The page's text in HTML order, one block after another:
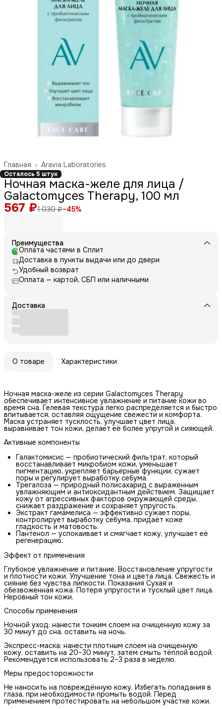
Aravia Laboratories
Главная ›
Осталось 5 штук
Ночная маска-желе для лица /
Galactomyces Therapy, 100 мл
567 ₽1 030 ₽−45%
Преимущества
Оплата частями в Сплит
Доставка в пункты выдачи или до двери
Удобный возврат
Оплата — картой, СБП или наличными
Доставка
О товаре Характеристики
Ночная маска-желе из серии Galactomyces Therapy
обеспечивает интенсивное увлажнение и питание кожи во
время сна. Гелевая текстура легко распределяется и быстро
впитывается, оставляя ощущение свежести и комфорта.
Маска устраняет тусклость, улучшает цвет лица,
выравнивает тон кожи, делает её более упругой и сияющей.
Активные компоненты
Галактомисис — пробиотический фильтрат, который
восстанавливает микробиом кожи, уменьшает
пигментацию, укрепляет барьерные функции, сужает
поры и регулирует выработку себума.
Трегалоза — природный полисахарид с выраженным
увлажняющим и антиоксидантным действием. Защищает
кожу от агрессивных факторов окружающей среды,
снижает раздражение и сохраняет упругость.
Экстракт гамамелиса — эффективно сужает поры,
контролирует выработку себума, придаёт коже
гладкость и матовость.
Пантенол — успокаивает и смягчает кожу, улучшает её
регенерацию.
Эффект от применения
Глубокое увлажнение и питание. Восстановление упругости
и плотности кожи. Улучшение тона и цвета лица. Свежесть и
сияние без чувства липкости. Показания Сухая и
обезвоженная кожа. Потеря упругости и тусклый цвет лица.
Неровный тон кожи.
Способы применения
Ночной уход: нанести тонким слоем на очищенную кожу за
30 минут до сна, оставить на ночь.
Экспресс-маска: нанести плотным слоем на очищенную
кожу, оставить на 20–30 минут, затем смыть тёплой водой.
Рекомендуется использовать 2–3 раза в неделю.
Меры предосторожности
Не наносить на повреждённую кожу. Избегать попадания в
глаза, при необходимости промыть водой. Перед
применением протестировать на небольшом участке кожи.